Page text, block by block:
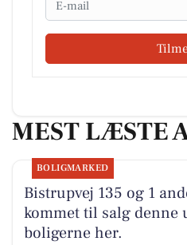
MEST LÆSTE
BOLIGMARKED
Bistrupvej 135 og 1
kommet til salg denne
boligerne her.